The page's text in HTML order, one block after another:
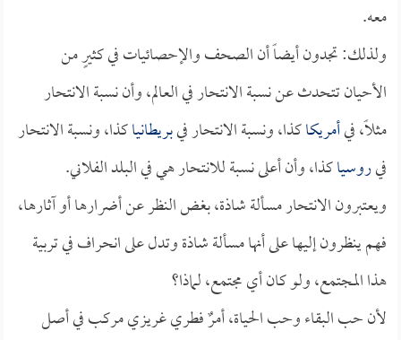
معه.
ولذلك: تجدون أيضاً أن الصحف والإحصائيات في كثيرٍ من
الأحيان تتحدث عن نسبة الانتحار في العالم، وأن نسبة الانتحار
مثلاً، فيأمريكاكذا، ونسبة الانتحار فيبريطانياكذا، ونسبة الانتحار
فيروسياكذا، وأن أعلى نسبة للانتحار هي في البلد الفلاني.
ويعتبرون الانتحار مسألة شاذة، بغض النظر عن أضرارها أو آثارها،
فهم ينظرون إليها على أنها مسألة شاذة وتدل على انحراف في تربية
هذا المجتمع، ولو كان أي مجتمع، لماذا؟
لأن حب البقاء وحب الحياة، أمرٌ فطري غريزي مركب في أصل